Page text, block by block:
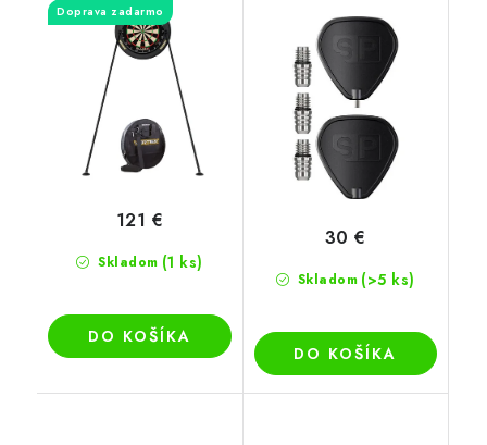
Doprava zadarmo
Skladom (1 ks)
121 €
DO KOŠÍKA
Skladom (>5 ks)
30 €
DO KOŠÍKA